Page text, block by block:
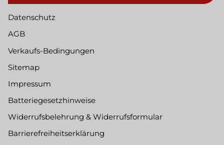
Datenschutz
AGB
Verkaufs-Bedingungen
Sitemap
Impressum
Batteriegesetzhinweise
Widerrufsbelehrung & Widerrufsformular
Barrierefreiheitserklärung